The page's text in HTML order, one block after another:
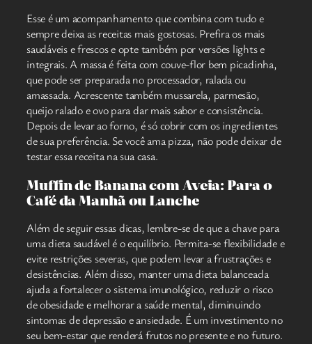
Esse é um acompanhamento que combina com tudo e
sempre deixa as receitas mais gostosas. Prefira os mais
saudáveis e frescos e opte também por versões lights e
integrais. A massa é feita com couve-flor bem picadinha,
que pode ser preparada no processador, ralada ou
amassada. Acrescente também mussarela, parmesão,
queijo ralado e ovo para dar mais sabor e consistência.
Depois de levar ao forno, é só cobrir com os ingredientes
de sua preferência. Se você ama pizza, não pode deixar de
testar essa receita na sua casa.
Muffin de Banana com Aveia: Para o
Café da Manhã ou Lanche
Além de seguir essas dicas, lembre-se de que a chave para
uma dieta saudável é o equilíbrio. Permita-se flexibilidade e
evite restrições severas, que podem levar a frustrações e
desistências. Além disso, manter uma dieta balanceada
ajuda a fortalecer o sistema imunológico, reduzir o risco
de obesidade e melhorar a saúde mental, diminuindo
sintomas de depressão e ansiedade. É um investimento no
seu bem-estar que renderá frutos no presente e no futuro.